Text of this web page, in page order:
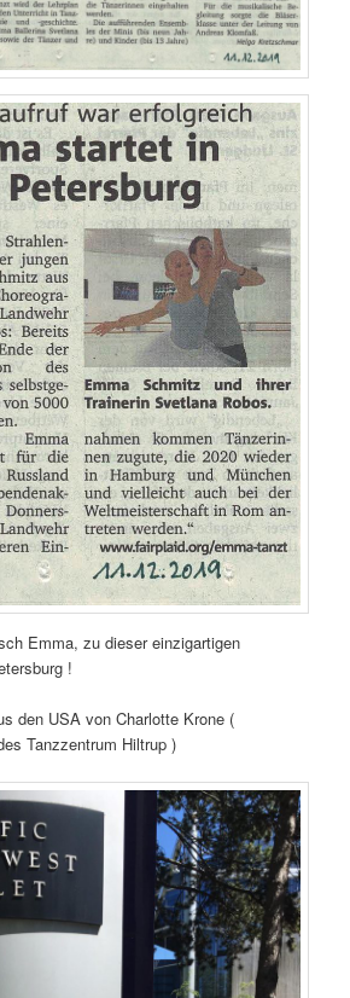
Emma, zu dieser einzigartigen
!
den USA von Charlotte Krone (
Tanzzentrum Hiltrup )